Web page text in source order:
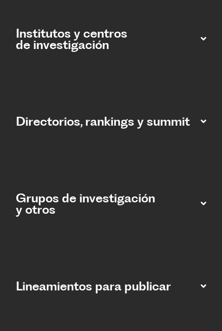
Institutos y centros
de investigación
Directorios, rankings y summit
Grupos de investigación
y otros
Lineamientos para publicar